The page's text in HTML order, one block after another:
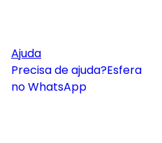
Ajuda
Precisa de ajuda?Esfera
no WhatsApp